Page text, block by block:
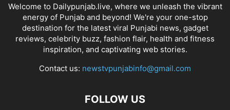
Welcome to Dailypunjab.live, where we unleash the vibrant
energy of Punjab and beyond! We're your one-stop
destination for the latest viral Punjabi news, gadget
reviews, celebrity buzz, fashion flair, health and fitness
inspiration, and captivating web stories.
Contact us: newstvpunjabinfo@gmail.com
FOLLOW US